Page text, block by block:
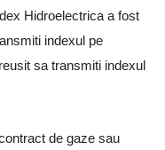
Hidroelectrica a fost
indexul pe
sa transmiti indexul
de gaze sau